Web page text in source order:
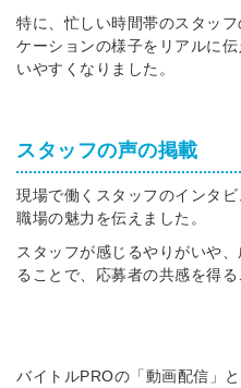
特に、忙しい時間帯のスタッ
ケーションの様子をリアルに
いやすくなりました。
スタッフの声の掲載
現場で働くスタッフのインタ
職場の魅力を伝えました。
スタッフが感じるやりがいや
ることで、応募者の共感を得る
バイトルPROの「動画配信」